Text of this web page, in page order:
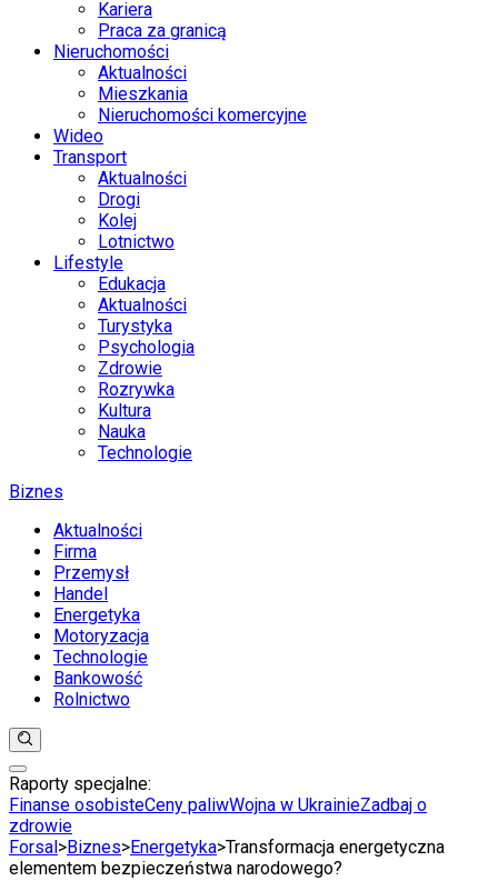
Kariera
Praca za granicą
Nieruchomości
Aktualności
Mieszkania
Nieruchomości komercyjne
Wideo
Transport
Aktualności
Drogi
Kolej
Lotnictwo
Lifestyle
Edukacja
Aktualności
Turystyka
Psychologia
Zdrowie
Rozrywka
Kultura
Nauka
Technologie
Biznes
Aktualności
Firma
Przemysł
Handel
Energetyka
Motoryzacja
Technologie
Bankowość
Rolnictwo
Anuluj
Notowania
Kraj
Aktualności
Polityka
Raporty specjalne:
Finanse osobisteCeny paliwWojna w UkrainieZadbaj o
zdrowie
Forsal >Biznes>Energetyka>Transformacja energetyczna
elementem bezpieczeństwa narodowego?